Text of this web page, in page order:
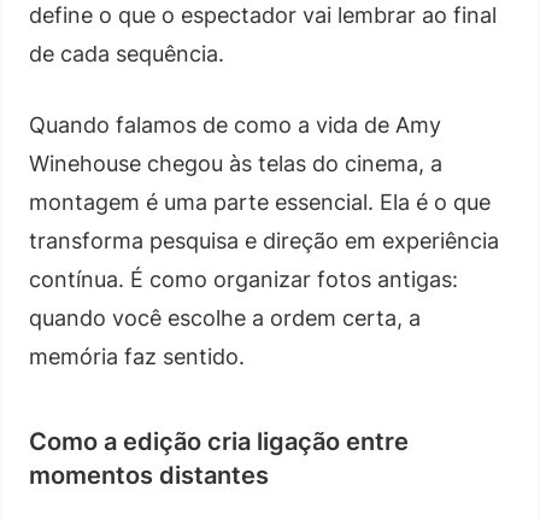
define o que o espectador vai lembrar ao final
de cada sequência.
Quando falamos de como a vida de Amy
Winehouse chegou às telas do cinema, a
montagem é uma parte essencial. Ela é o que
transforma pesquisa e direção em experiência
contínua. É como organizar fotos antigas:
quando você escolhe a ordem certa, a
memória faz sentido.
Como a edição cria ligação entre
momentos distantes